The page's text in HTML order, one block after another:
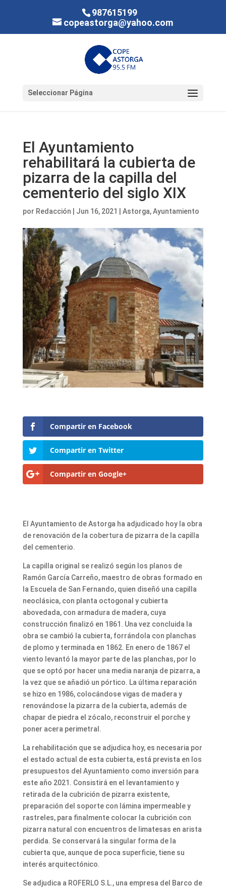
987615199
copeastorga@yahoo.com
Seleccionar Página
El Ayuntamiento
rehabilitará la cubierta de
pizarra de la capilla del
cementerio del siglo XIX
por Redacción Jun 16, 2021 Astorga,Ayuntamiento
Compartir en Facebook
Compartir en Twitter
Compartir en Google+
El Ayuntamiento de Astorga ha adjudicado hoy la obra
de renovación de la cobertura de pizarra de la capilla
del cementerio.
La capilla original se realizó según los planos de
Ramón García Carreño, maestro de obras formado en
la Escuela de San Fernando, quien diseñó una capilla
neoclásica, con planta octogonal y cubierta
abovedada, con armadura de madera, cuya
construcción finalizó en 1861. Una vez concluida la
obra se cambió la cubierta, forrándola con planchas
de plomo y terminada en 1862. En enero de 1867 el
viento levantó la mayor parte de las planchas, por lo
que se optó por hacer una media naranja de pizarra, a
la vez que se añadió un pórtico. La última reparación
se hizo en 1986, colocándose vigas de madera y
renovándose la pizarra de la cubierta, además de
chapar de piedra el zócalo, reconstruir el porche y
poner acera perimetral.
La rehabilitación que se adjudica hoy, es necesaria por
el estado actual de esta cubierta, está prevista en los
presupuestos del Ayuntamiento como inversión para
este año 2021. Consistirá en el levantamiento y
retirada de la cubrición de pizarra existente,
preparación del soporte con lámina impermeable y
rastreles, para finalmente colocar la cubrición con
pizarra natural con encuentros de limatesas en arista
perdida. Se conservará la singular forma de la
cubierta que, aunque de poca superficie, tiene su
interés arquitectónico.
Se adjudica a ROFERLO S.L., una empresa del Barco de